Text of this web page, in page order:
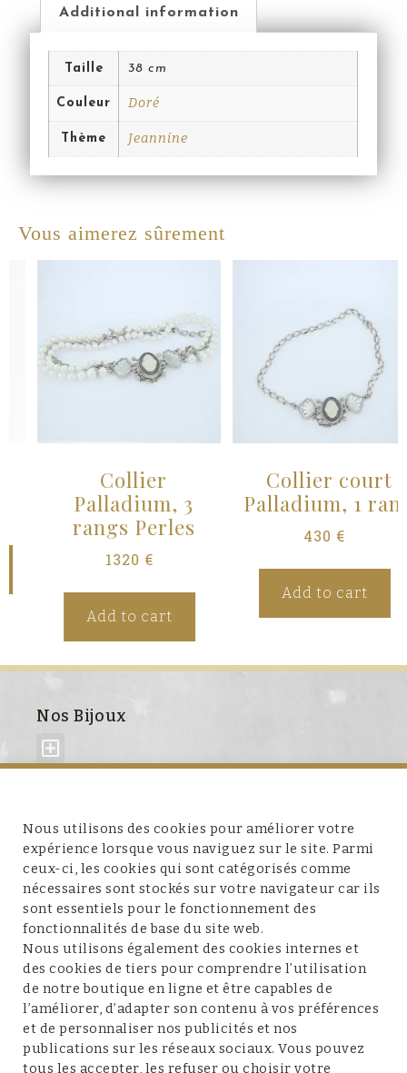
Additional information
Taille 38 cm
Couleur Doré
Thème Jeannine
Vous aimerez sûrement
Collier
Palladium, 3
rangs Perles
1320€
Add to cart
Collier court
Palladium, 1 rang
430€
Add to cart
Nos Bijoux
À propos de nous
Service client
Conditions et mentions légales
Nous utilisons des cookies pour améliorer votre
expérience lorsque vous naviguez sur le site. Parmi
ceux-ci, les cookies qui sont catégorisés comme
nécessaires sont stockés sur votre navigateur car ils
sont essentiels pour le fonctionnement des
fonctionnalités de base du site web.
Nous utilisons également des cookies internes et
des cookies de tiers pour comprendre l’utilisation
de notre boutique en ligne et être capables de
l’améliorer, d’adapter son contenu à vos préférences
et de personnaliser nos publicités et nos
publications sur les réseaux sociaux. Vous pouvez
tous les accepter, les refuser ou choisir votre